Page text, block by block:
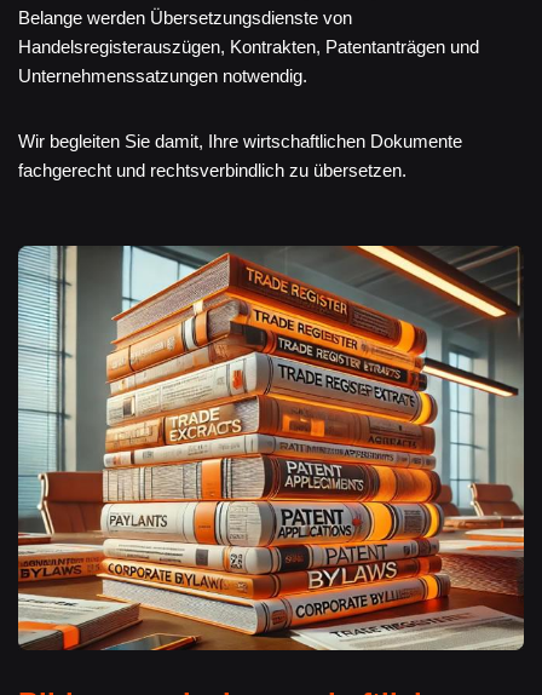
Belange werden Übersetzungsdienste von
Handelsregisterauszügen, Kontrakten, Patentanträgen und
Unternehmenssatzungen notwendig.
Wir begleiten Sie damit, Ihre wirtschaftlichen Dokumente
fachgerecht und rechtsverbindlich zu übersetzen.